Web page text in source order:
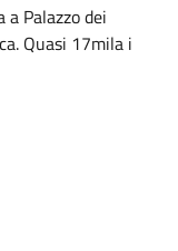
Palazzo dei
Quasi 17mila i